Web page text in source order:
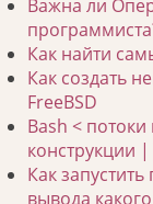
Важна ли
Как найти
Как создать
FreeBSD
Bash <
конструкции
Как
вывода